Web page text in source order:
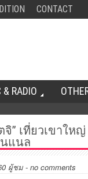
CONTACT
& RADIO
” เที่ยวเขาให
นแนล
ผู้ชม - no comments